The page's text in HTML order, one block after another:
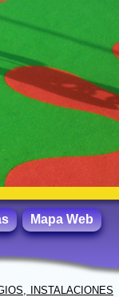
Mapa Web
INSTALACIONES